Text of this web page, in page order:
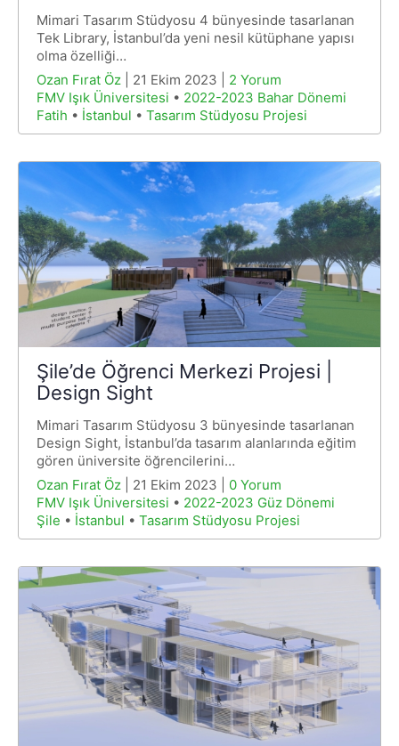
Mimari Tasarım Stüdyosu 4 bünyesinde tasarlanan
Tek Library, İstanbul’da yeni nesil kütüphane yapısı
olma özelliği…
Ozan Fırat Öz | 21 Ekim 2023 | 2 Yorum
FMV Işık Üniversitesi • 2022-2023 Bahar Dönemi
Fatih • İstanbul • Tasarım Stüdyosu Projesi
Şile’de Öğrenci Merkezi Projesi |
Design Sight
Mimari Tasarım Stüdyosu 3 bünyesinde tasarlanan
Design Sight, İstanbul’da tasarım alanlarında eğitim
gören üniversite öğrencilerini…
Ozan Fırat Öz | 21 Ekim 2023 | 0 Yorum
FMV Işık Üniversitesi • 2022-2023 Güz Dönemi
Şile • İstanbul • Tasarım Stüdyosu Projesi